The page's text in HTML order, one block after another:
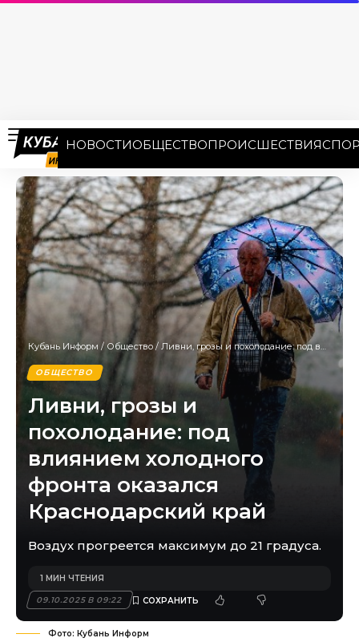
НОВОСТИОБЩЕСТВОПРОИСШЕСТВИЯ
Кубань Информ / Общество / Ливни, грозы и похолодание: под влиянием холодного фронта оказался Краснодарский край
ОБЩЕСТВО
Ливни, грозы и
похолодание: под
влиянием холодного
фронта оказался
Краснодарский край
Воздух прогреется максимум до 21 градуса.
09.10.2025 В 09:22
1 МИН ЧТЕНИЯ
Фото: Кубань Информ